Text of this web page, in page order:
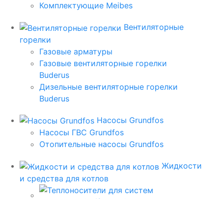
Комплектующие Meibes
Вентиляторные
горелки
Газовые арматуры
Газовые вентиляторные горелки
Buderus
Дизельные вентиляторные горелки
Buderus
Насосы Grundfos
Насосы ГВС Grundfos
Отопительные насосы Grundfos
Жидкости
и средства для котлов